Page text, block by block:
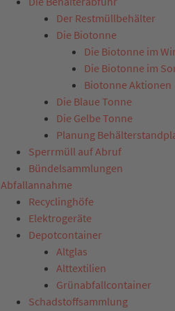
Der Restmüllbehälter
Die Biotonne
Die Biotonne im
Die Biotonne im
Biotonne Aktionen
Die Blaue Tonne
Die Gelbe Tonne
Planung
Sperrmüll auf Abruf
Bündelsammlungen
Abfallannahme
Recyclinghöfe
Elektrogeräte
Depotcontainer
Altglas
Alttextilien
Grünabfallcontainer
Schadstoffsammlung